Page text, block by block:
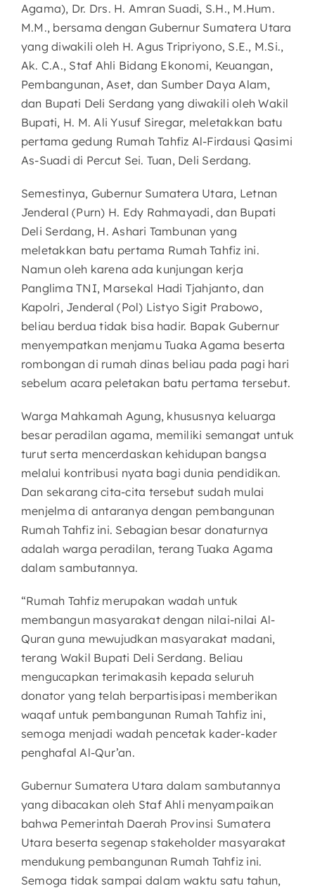
Agama), Dr. Drs. H. Amran Suadi, S.H., M.Hum.
M.M., bersama dengan Gubernur Sumatera Utara
yang diwakili oleh H. Agus Tripriyono, S.E., M.Si.,
Ak. C.A., Staf Ahli Bidang Ekonomi, Keuangan,
Pembangunan, Aset, dan Sumber Daya Alam,
dan Bupati Deli Serdang yang diwakili oleh Wakil
Bupati, H. M. Ali Yusuf Siregar, meletakkan batu
pertama gedung Rumah Tahfiz Al-Firdausi Qasimi
As-Suadi di Percut Sei. Tuan, Deli Serdang.
Semestinya, Gubernur Sumatera Utara, Letnan
Jenderal (Purn) H. Edy Rahmayadi, dan Bupati
Deli Serdang, H. Ashari Tambunan yang
meletakkan batu pertama Rumah Tahfiz ini.
Namun oleh karena ada kunjungan kerja
Panglima TNI, Marsekal Hadi Tjahjanto, dan
Kapolri, Jenderal (Pol) Listyo Sigit Prabowo,
beliau berdua tidak bisa hadir. Bapak Gubernur
menyempatkan menjamu Tuaka Agama beserta
rombongan di rumah dinas beliau pada pagi hari
sebelum acara peletakan batu pertama tersebut.
Warga Mahkamah Agung, khususnya keluarga
besar peradilan agama, memiliki semangat untuk
turut serta mencerdaskan kehidupan bangsa
melalui kontribusi nyata bagi dunia pendidikan.
Dan sekarang cita-cita tersebut sudah mulai
menjelma di antaranya dengan pembangunan
Rumah Tahfiz ini. Sebagian besar donaturnya
adalah warga peradilan, terang Tuaka Agama
dalam sambutannya.
“Rumah Tahfiz merupakan wadah untuk
membangun masyarakat dengan nilai-nilai Al-
Quran guna mewujudkan masyarakat madani,
terang Wakil Bupati Deli Serdang. Beliau
mengucapkan terimakasih kepada seluruh
donator yang telah berpartisipasi memberikan
waqaf untuk pembangunan Rumah Tahfiz ini,
semoga menjadi wadah pencetak kader-kader
penghafal Al-Qur’an.
Gubernur Sumatera Utara dalam sambutannya
yang dibacakan oleh Staf Ahli menyampaikan
bahwa Pemerintah Daerah Provinsi Sumatera
Utara beserta segenap stakeholder masyarakat
mendukung pembangunan Rumah Tahfiz ini.
Semoga tidak sampai dalam waktu satu tahun,